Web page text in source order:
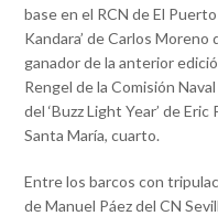
base en el RCN de El
Kandara’ de Carlos
ganador de la anterior
Rengel de la Comisión
del ‘Buzz Light Year’ de
Santa María, cuarto.
Entre los barcos con
de Manuel Páez del CN